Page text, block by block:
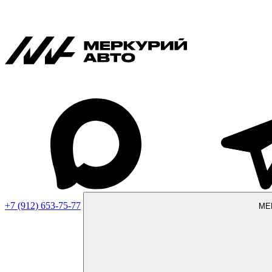
+7 (912) 653-75-77